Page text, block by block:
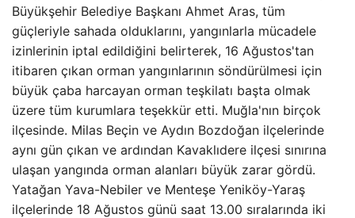
Büyükşehir Belediye Başkanı Ahmet Aras, tüm
güçleriyle sahada olduklarını, yangınlarla mücadele
izinlerinin iptal edildiğini belirterek, 16 Ağustos'tan
itibaren çıkan orman yangınlarının söndürülmesi için
büyük çaba harcayan orman teşkilatı başta olmak
üzere tüm kurumlara teşekkür etti. Muğla'nın birçok
ilçesinde. Milas Beçin ve Aydın Bozdoğan ilçelerinde
aynı gün çıkan ve ardından Kavaklıdere ilçesi sınırına
ulaşan yangında orman alanları büyük zarar gördü.
Yatağan Yava-Nebiler ve Menteşe Yeniköy-Yaraş
ilçelerinde 18 Ağustos günü saat 13.00 sıralarında iki